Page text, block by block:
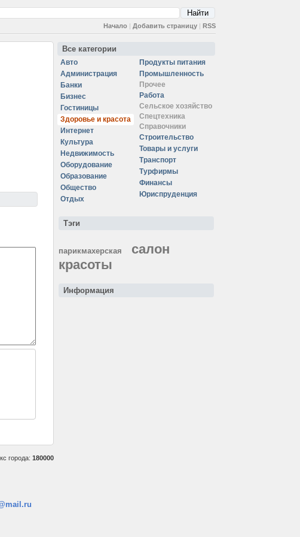
Начало | Добавить страницу | RSS
города: 180000
Все категории
Авто
Администрация
Банки
Бизнес
Гостиницы
Здоровье и красота
Интернет
Культура
Недвижимость
Оборудование
Образование
Общество
Отдых
Продукты питания
Промышленность
Прочее
Работа
Сельское хозяйство
Спецтехника
Справочники
Строительство
Товары и услуги
Транспорт
Турфирмы
Финансы
Юриспруденция
Тэги
парикмахерская
салон
красоты
Информация